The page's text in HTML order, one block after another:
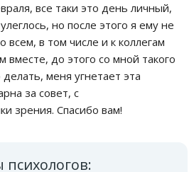
все таки это день личный,
но после этого я ему не
в том числе и к коллегам
вместе, до этого со мной такого
меня угнетает эта
за совет, с
зрения. Спасибо вам!